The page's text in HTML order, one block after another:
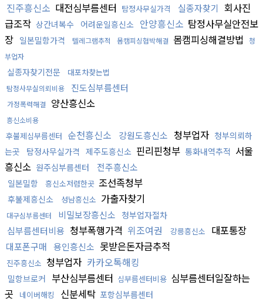
진주흥신소 대전심부름센터 탐정사무실가격 실종자찾기 회사진
급조작 상간녀복수 어려운일흥신소 안양흥신소 탐정사무실안전보
장 일본밀항가격 텔레그램추적 몸캠피싱협박해결 몸캠피싱해결방법
청
부업자
실종자찾기전문 대포차찾는법
탐정사무실의뢰비용 진도심부름센터
가정폭력해결 양산흥신소
흥신소비용
후불제심부름센터 순천흥신소 강원도흥신소 청부업자 청부의뢰하
는곳
탐정사무실가격 제주도흥신소 핀리핀청부 통화내역추적 서울
흥신소 원주심부름센터 전주흥신소
일본밀항 흥신소저렴한곳 조선족청부
후불제흥신소 성남흥신소 가출자찾기
대구심부름센터 비밀보장흥신소 청부업자절차
심부름센터비용 청부폭행가격 위조여권 강릉흥신소 대포통장
대포폰구매 용인흥신소 못받은돈자금추적
진주흥신소 청부업자 카카오톡해킹
밀항브로커 부산심부름센터 심부름센터비용 심부름센터일잘하는
곳
네이버해킹 신분세탁 포항심부름센터